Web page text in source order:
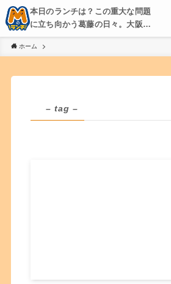
本日のランチは？この重大な問題
に立ち向かう葛藤の日々。大阪・
京都・神戸を中心とした食べ歩
き、飲み歩きを綴る。
ホーム
– tag –